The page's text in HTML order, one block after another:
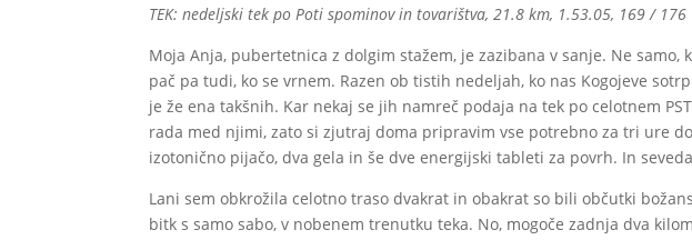
TEK: nedeljski tek po Poti spominov in tovarištva, 21.8 km, 1.53.05, 169 / 176
Moja Anja, pubertetnica z dolgim stažem, je zazibana v sanje. Ne
pač pa tudi, ko se vrnem. Razen ob tistih nedeljah, ko nas Kogojeve
je že ena takšnih. Kar nekaj se jih namreč podaja na tek po celotnem
rada med njimi, zato si zjutraj doma pripravim vse potrebno za tri ure
izotonično pijačo, dva gela in še dve energijski tableti za povrh. In
Lani sem obkrožila celotno traso dvakrat in obakrat so bili občutki
bitk s samo sabo, v nobenem trenutku teka. No, mogoče zadnja dva